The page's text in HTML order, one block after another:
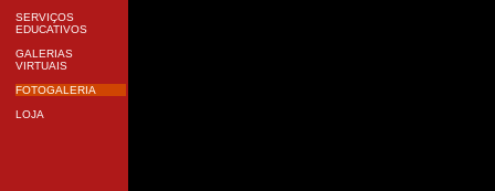
SERVIÇOS
EDUCATIVOS
GALERIAS
VIRTUAIS
FOTOGALERIA
LOJA